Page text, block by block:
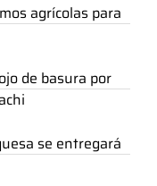
agrícolas para
de basura por
se entregará